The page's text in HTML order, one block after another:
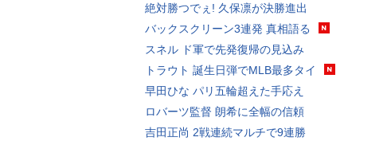
絶対勝つでぇ! 久保凛が決勝進出
バックスクリーン3連発 真相語る
スネル ド軍で先発復帰の見込み
トラウト 誕生日弾でMLB最多タイ
早田ひな パリ五輪超えた手応え
ロバーツ監督 朗希に全幅の信頼
吉田正尚 2戦連続マルチで9連勝